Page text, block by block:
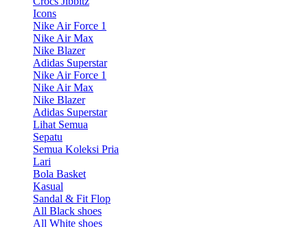
Icons
Nike Air Force 1
Nike Air Max
Nike Blazer
Adidas Superstar
Nike Air Force 1
Nike Air Max
Nike Blazer
Adidas Superstar
Lihat Semua
Sepatu
Semua Koleksi Pria
Lari
Bola Basket
Kasual
Sandal & Fit Flop
All Black shoes
All White shoes